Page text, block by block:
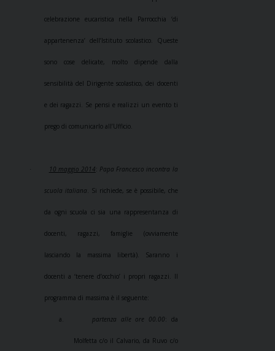
celebrazione eucaristica nella Parrocchia ‘di
appartenenza’ dell’Istituto scolastico. Queste
sono cose delicate, molto dipende dalla
sensibilità del Dirigente scolastico, dei docenti
e dei ragazzi. Se pensi e realizzi un evento ti
prego di comunicarlo all’Ufficio.
· 10 maggio 2014: Papa Francesco incontra la
scuola italiana. Si richiede, se è possibile, che
da ogni scuola ci sia una rappresentanza di
docenti, ragazzi, famiglie (ovviamente
lasciando la massima libertà). Saranno i
docenti a ‘tenere d’occhio’ i propri ragazzi. Il
programma di massima è il seguente:
a. partenza alle ore 00.00: da
Molfetta c/o il Calvario, da Ruvo c/o